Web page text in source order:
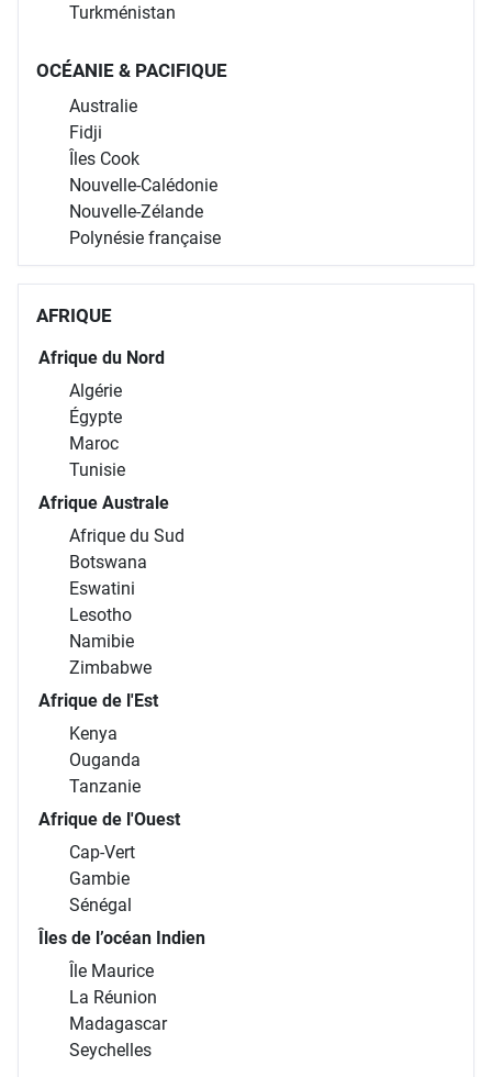
Turkménistan
OCÉANIE & PACIFIQUE
Australie
Fidji
Îles Cook
Nouvelle-Calédonie
Nouvelle-Zélande
Polynésie française
AFRIQUE
Afrique du Nord
Algérie
Égypte
Maroc
Tunisie
Afrique Australe
Afrique du Sud
Botswana
Eswatini
Lesotho
Namibie
Zimbabwe
Afrique de l'Est
Kenya
Ouganda
Tanzanie
Afrique de l'Ouest
Cap-Vert
Gambie
Sénégal
Îles de l’océan Indien
Île Maurice
La Réunion
Madagascar
Seychelles